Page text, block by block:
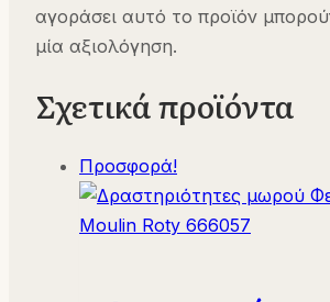
αγοράσει αυτό το προϊόν
μία αξιολόγηση.
Σχετικά προϊόντα
Προσφορά!